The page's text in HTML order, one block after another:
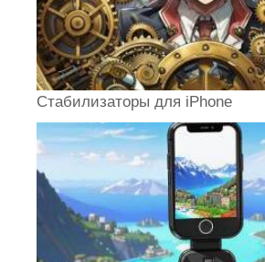
Стабилизаторы для iPhone